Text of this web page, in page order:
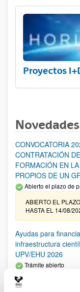
Proyectos
CONVOCATORIA
CONTRATACIÓN
FORMACIÓN EN
PROPIOS DE UN
Abierto el plazo de
ABIERTO EL
HASTA EL 14/08/
Ayudas para
infraestructura
UPV/EHU 2026
Trámite abierto